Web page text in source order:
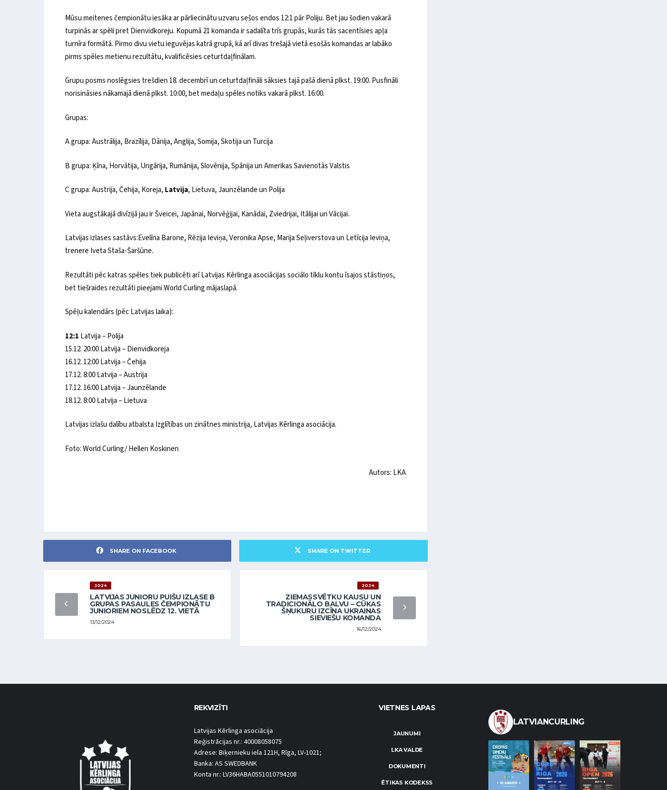
Mūsu meitenes čempionātu iesāka ar pārliecinātu uzvaru sešos endos 12:1 pār Poliju. Bet jau šodien vakarā
turpinās ar spēli pret Dienvidkoreju. Kopumā 21 komanda ir sadalīta trīs grupās, kurās tās sacentīsies apļa
turnīra formātā. Pirmo divu vietu ieguvējas katrā grupā, kā arī divas trešajā vietā esošās komandas ar labāko
pirms spēles metienu rezultātu, kvalificēsies ceturtdaļfinālam.
Grupu posms noslēgsies trešdien 18. decembrī un ceturtdaļfināli sāksies tajā pašā dienā plkst. 19:00. Pusfināli
norisināsies nākamajā dienā plkst. 10:00, bet medaļu spēles notiks vakarā plkst. 16:00.
Grupas:
A grupa: Austrālija, Brazīlija, Dānija, Anglija, Somija, Skotija un Turcija
B grupa: Ķīna, Horvātija, Ungārija, Rumānija, Slovēnija, Spānija un Amerikas Savienotās Valstis
C grupa: Austrija, Čehija, Koreja, Latvija, Lietuva, Jaunzēlande un Polija
Vieta augstākajā divīzijā jau ir Šveicei, Japānai, Norvēģijai, Kanādai, Zviedrijai, Itālijai un Vācijai.
Latvijas izlases sastāvs:Evelīna Barone, Rēzija Ieviņa, Veronika Apse, Marija Seļiverstova un Letīcija Ieviņa,
trenere Iveta Staša-Šaršūne.
Rezultāti pēc katras spēles tiek publicēti arī Latvijas Kērlinga asociācijas sociālo tīklu kontu īsajos stāstiņos,
bet tiešraides rezultāti pieejami World Curling mājaslapā.
Spēļu kalendārs (pēc Latvijas laika):
12:1 Latvija – Polija
15.12. 20:00 Latvija – Dienvidkoreja
16.12. 12:00 Latvija – Čehija
17.12. 8:00 Latvija – Austrija
17.12. 16:00 Latvija – Jaunzēlande
18.12. 8:00 Latvija – Lietuva
Latvijas izlašu dalību atbalsta Izglītības un zinātnes ministrija, Latvijas Kērlinga asociācija.
Foto: World Curling/ Hellen Koskinen
Autors: LKA
SHARE ON FACEBOOK SHARE ON TWITTER
2024
LATVIJAS JUNIORU PUIŠU IZLASE B
GRUPAS PASAULES ČEMPIONĀTU
JUNIORIEM NOSLĒDZ 12. VIETĀ
13/12/2024
2024
ZIEMASSVĒTKU KAUSU UN
TRADICIONĀLO BALVU – CŪKAS
ŠŅUKURU IZCĪNA UKRAINAS
SIEVIEŠU KOMANDA
16/12/2024
REKVIZĪTI
Latvijas Kērlinga asociācija
Reģistrācijas nr.: 40008058075
Adrese: Biķernieku iela 121H, Rīga, LV-1021;
Banka: AS SWEDBANK
Konta nr.: LV36HABA0551010794208
VIETNES LAPAS
JAUNUMI
LKA VALDE
DOKUMENTI
ĒTIKAS KODEKSS
LATVIANCURLING